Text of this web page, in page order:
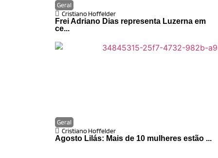
Geral
Cristiano Hoffelder
Frei Adriano Dias representa Luzerna em
ce...
Geral
Cristiano Hoffelder
Agosto Lilás: Mais de 10 mulheres estão ...